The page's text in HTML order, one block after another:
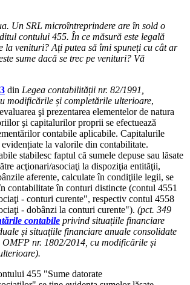
Un SRL microîntreprindere are în sold o
contului 455. În ce măsură este legală
la venituri? Ați putea să îmi spuneți cu cât ar
sume dacă se trec pe venituri? Vă
din Legea contabilității nr. 82/1991,
modificările și completările ulterioare,
şi prezentarea elementelor de natura
şi capitalurilor proprii se efectuează
contabile aplicabile. Capitalurile
la valorile din contabilitate.
stabilesc faptul că sumele depuse sau lăsate
acţionari/asociaţi la dispoziţia entităţii,
aferente, calculate în condiţiile legii, se
contabilitate în conturi distincte (contul 4551
- conturi curente", respectiv contul 4558
- dobânzi la conturi curente"). (pct. 349
contabile privind situațiile financiare
și situațiile financiare anuale consolidate
nr. 1802/2014, cu modificările și
455 "Sume datorate